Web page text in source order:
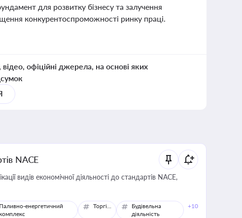
для розвитку бізнесу та залучення
конкурентоспроможності ринку праці.
офіційні джерела, на основі яких
NACE
видів економічної діяльності до стандартів NACE,
Паливно-енергетичний
Торгівля
Будівельна
діяльність
+10